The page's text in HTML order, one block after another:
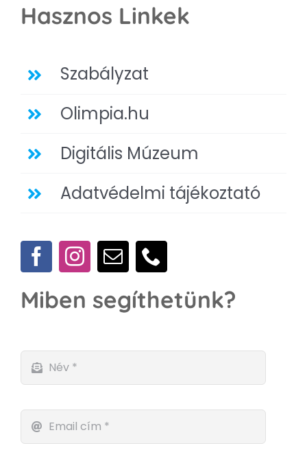
Hasznos Linkek
Szabályzat
Olimpia.hu
Digitális Múzeum
Adatvédelmi tájékoztató
Miben segíthetünk?